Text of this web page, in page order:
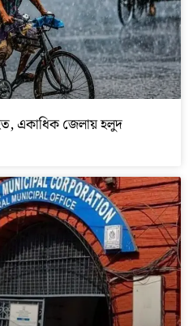
একাধিক জেলায় হলুদ